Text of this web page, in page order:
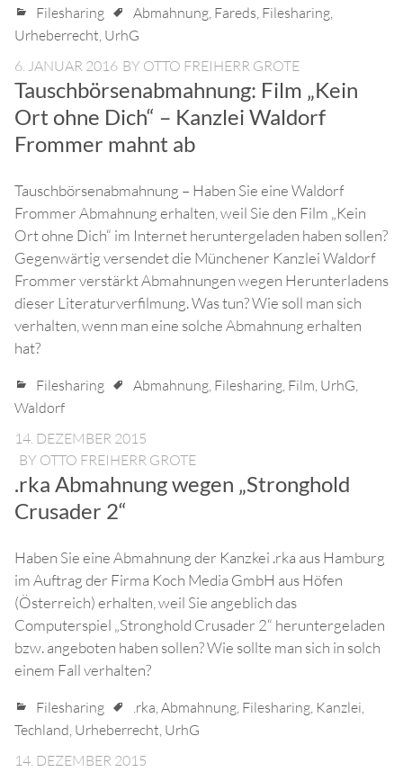
Filesharing Abmahnung, Fareds, Filesharing,
Urheberrecht, UrhG
6. JANUAR 2016 BY OTTO FREIHERR GROTE
Tauschbörsenabmahnung: Film „Kein
Ort ohne Dich“ – Kanzlei Waldorf
Frommer mahnt ab
Tauschbörsenabmahnung – Haben Sie eine Waldorf
Frommer Abmahnung erhalten, weil Sie den Film „Kein
Ort ohne Dich“ im Internet heruntergeladen haben sollen?
Gegenwärtig versendet die Münchener Kanzlei Waldorf
Frommer verstärkt Abmahnungen wegen Herunterladens
dieser Literaturverfilmung. Was tun? Wie soll man sich
verhalten, wenn man eine solche Abmahnung erhalten
hat?
Filesharing Abmahnung, Filesharing, Film, UrhG,
Waldorf
14. DEZEMBER 2015
BY OTTO FREIHERR GROTE
.rka Abmahnung wegen „Stronghold
Crusader 2“
Haben Sie eine Abmahnung der Kanzkei .rka aus Hamburg
im Auftrag der Firma Koch Media GmbH aus Höfen
(Österreich) erhalten, weil Sie angeblich das
Computerspiel „Stronghold Crusader 2“ heruntergeladen
bzw. angeboten haben sollen? Wie sollte man sich in solch
einem Fall verhalten?
Filesharing .rka,Abmahnung, Filesharing, Kanzlei,
Techland, Urheberrecht, UrhG
14. DEZEMBER 2015